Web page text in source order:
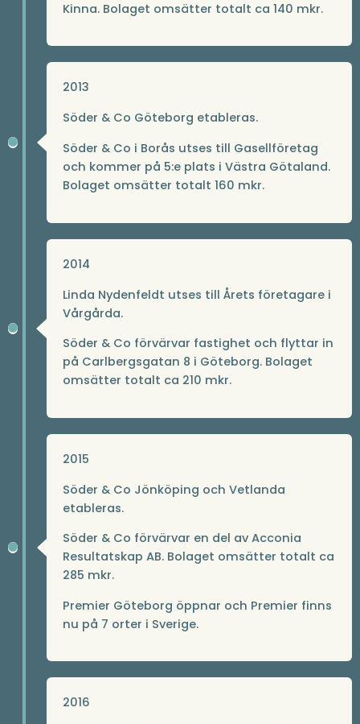
Kinna. Bolaget omsätter totalt ca 140 mkr.
2013
Söder & Co Göteborg etableras.
Söder & Co i Borås utses till Gasellföretag
och kommer på 5:e plats i Västra Götaland.
Bolaget omsätter totalt 160 mkr.
2014
Linda Nydenfeldt utses till Årets företagare i
Vårgårda.
Söder & Co förvärvar fastighet och flyttar in
på Carlbergsgatan 8 i Göteborg. Bolaget
omsätter totalt ca 210 mkr.
2015
Söder & Co Jönköping och Vetlanda
etableras.
Söder & Co förvärvar en del av Acconia
Resultatskap AB. Bolaget omsätter totalt ca
285 mkr.
Premier Göteborg öppnar och Premier finns
nu på 7 orter i Sverige.
2016